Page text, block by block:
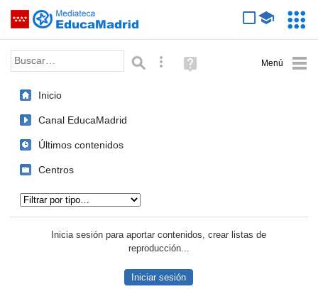
Saltar navegación
Palabra o frase: Búsqueda avanzada
Ayuda
(en
Inicio
Canal EducaMadrid
Últimos contenidos
Centros
Inicia sesión para aportar contenidos, crear listas de
reproducción...
Iniciar sesión